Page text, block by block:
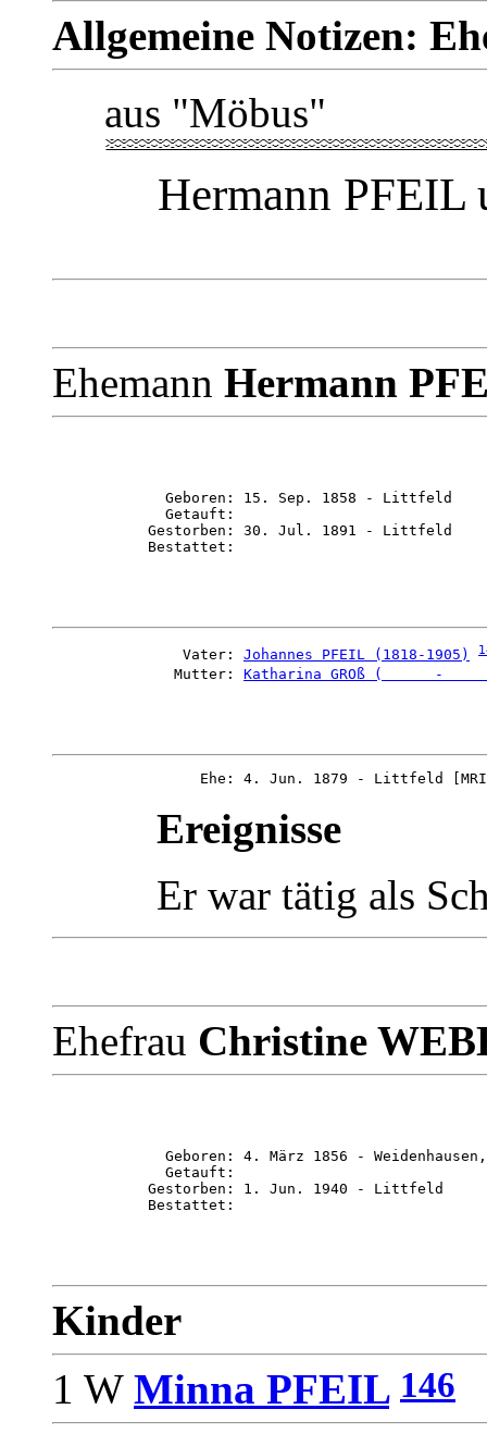
Allgemeine Notizen:
aus "Möbus"
Hermann PFEIL
Ehemann Hermann
             Geboren: 15. Sep. 1858 - Littfeld
             Getauft:
           Gestorben: 30. Jul. 1891 - Littfeld
               Vater:
Johannes PFEIL (1818-1905)
              Mutter:
Katharina GROß (      -
Ereignisse
Er war tätig als
Ehefrau Christine
Geboren: 4. März 1856 -
             Getauft:
           Gestorben: 1. Jun. 1940 - Littfeld
Kinder
1 W Minna PFEIL 146